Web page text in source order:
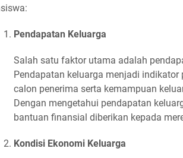
Pendapatan Keluarga
Salah satu faktor utama adalah
Pendapatan keluarga menjadi
calon penerima serta kemampuan
Dengan mengetahui pendapatan
bantuan finansial diberikan kepada
Kondisi Ekonomi Keluarga